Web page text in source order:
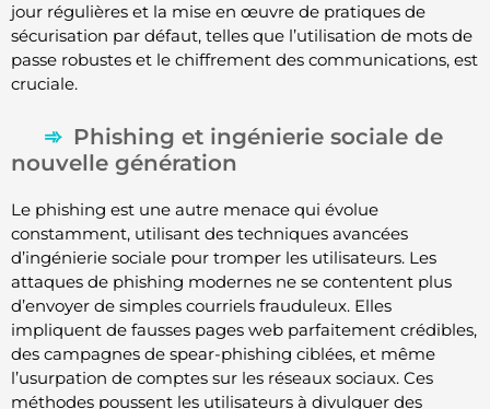
jour régulières et la mise en œuvre de pratiques de
sécurisation par défaut, telles que l’utilisation de mots de
passe robustes et le chiffrement des communications, est
cruciale.
Phishing et ingénierie sociale de
nouvelle génération
Le phishing est une autre menace qui évolue
constamment, utilisant des techniques avancées
d’ingénierie sociale pour tromper les utilisateurs. Les
attaques de phishing modernes ne se contentent plus
d’envoyer de simples courriels frauduleux. Elles
impliquent de fausses pages web parfaitement crédibles,
des campagnes de spear-phishing ciblées, et même
l’usurpation de comptes sur les réseaux sociaux. Ces
méthodes poussent les utilisateurs à divulguer des